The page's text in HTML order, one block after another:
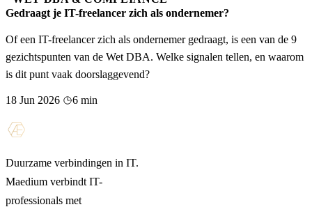
Gedraagt je IT-freelancer zich als ondernemer?
Of een IT-freelancer zich als ondernemer gedraagt, is een van de 9
gezichtspunten van de Wet DBA. Welke signalen tellen, en waarom
is dit punt vaak doorslaggevend?
18 Jun 2026 6 min
Duurzame verbindingen in IT.
Maedium verbindt IT-
professionals met